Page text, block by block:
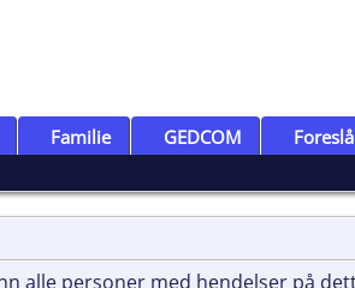
Familie GEDCOM
Foreslå